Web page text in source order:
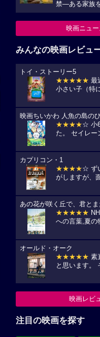
禁―ある家族
映画ニュ
みんなの映画レビュ
トイ・ストーリー5
★★★★★ 最
小さい子（特
映画ちいかわ 人魚の島の
★★★★☆ 小
た。 セイレー
カプリコン・1
★★★★☆ ず
がしますが、
あの花が咲く丘で、君とま
★★★★★
への言葉,夏の
オールド・オーク
★★★★★ 素
と思います。
映画レビ
注目の映画を探す